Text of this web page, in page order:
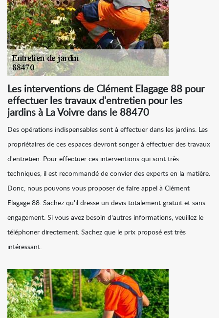
Les interventions de Clément Elagage 88 pour
effectuer les travaux d'entretien pour les
jardins à La Voivre dans le 88470
Des opérations indispensables sont à effectuer dans les jardins. Les
propriétaires de ces espaces devront songer à effectuer des travaux
d'entretien. Pour effectuer ces interventions qui sont très
techniques, il est recommandé de convier des experts en la matière.
Donc, nous pouvons vous proposer de faire appel à Clément
Elagage 88. Sachez qu'il dresse un devis totalement gratuit et sans
engagement. Si vous avez besoin d'autres informations, veuillez le
téléphoner directement. Sachez que le prix proposé est très
intéressant.